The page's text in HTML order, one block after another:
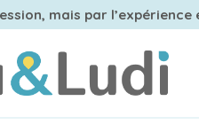
mais par